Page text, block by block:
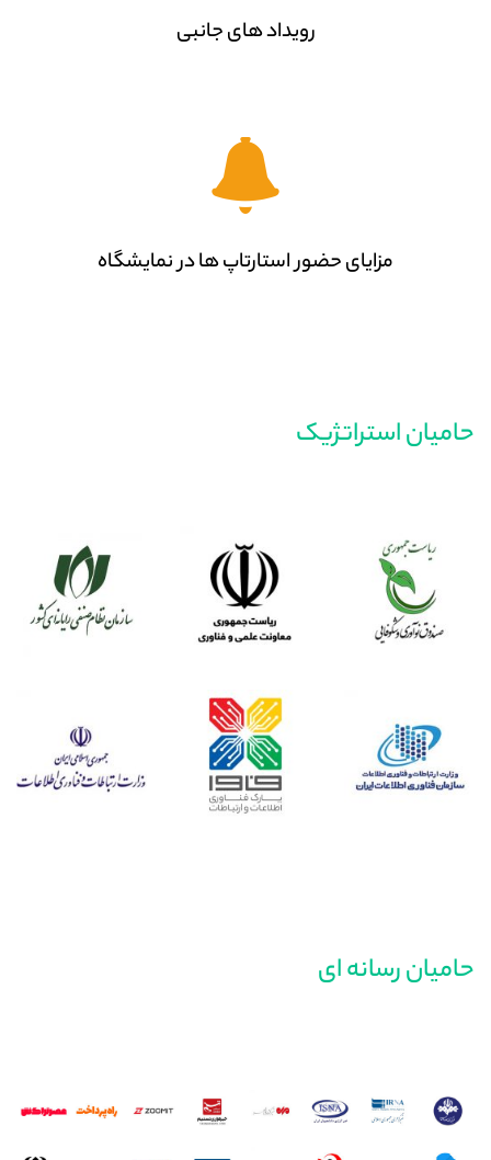
رویداد های جانبی
مزایای حضور استارتاپ ها در نمایشگاه
حامیان استراتژیک
حامیان رسانه ای